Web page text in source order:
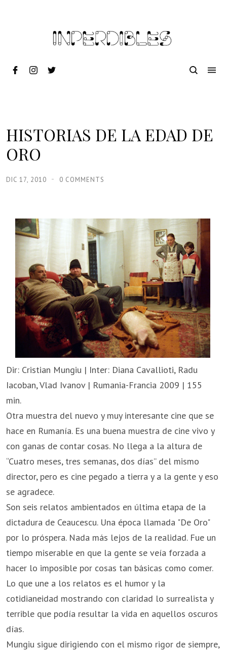
HISTORIAS DE LA EDAD DE
ORO
DIC 17, 2010 0 COMMENTS
Dir: Cristian Mungiu | Inter: Diana Cavallioti, Radu
Iacoban, Vlad Ivanov | Rumania-Francia 2009 | 155
min.
Otra muestra del nuevo y muy interesante cine que se
hace en Rumanía. Es una buena muestra de cine vivo y
con ganas de contar cosas. No llega a la altura de
“Cuatro meses, tres semanas, dos días” del mismo
director, pero es cine pegado a tierra y a la gente y eso
se agradece.
Son seis relatos ambientados en última etapa de la
dictadura de Ceaucescu. Una época llamada "De Oro"
por lo próspera. Nada más lejos de la realidad. Fue un
tiempo miserable en que la gente se veía forzada a
hacer lo imposible por cosas tan básicas como comer.
Lo que une a los relatos es el humor y la
cotidianeidad mostrando con claridad lo surrealista y
terrible que podía resultar la vida en aquellos oscuros
días.
Mungiu sigue dirigiendo con el mismo rigor de siempre,